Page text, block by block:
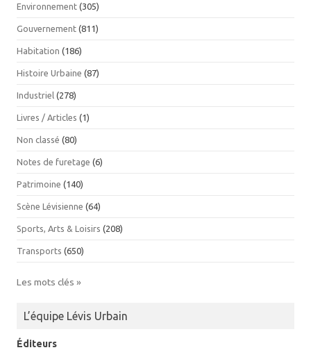
Environnement (305)
Gouvernement (811)
Habitation (186)
Histoire Urbaine (87)
Industriel (278)
Livres / Articles (1)
Non classé (80)
Notes de furetage (6)
Patrimoine (140)
Scène Lévisienne (64)
Sports, Arts & Loisirs (208)
Transports (650)
Les mots clés »
L’équipe Lévis Urbain
Éditeurs